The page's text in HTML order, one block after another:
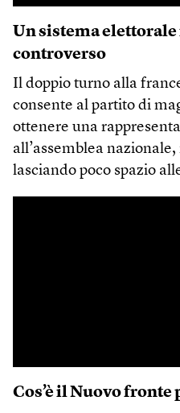
Un sistema
controverso
Il doppio turno alla
consente al partito di
ottenere una
all’assemblea
lasciando poco spazio
Cos’è il Nuovo fronte